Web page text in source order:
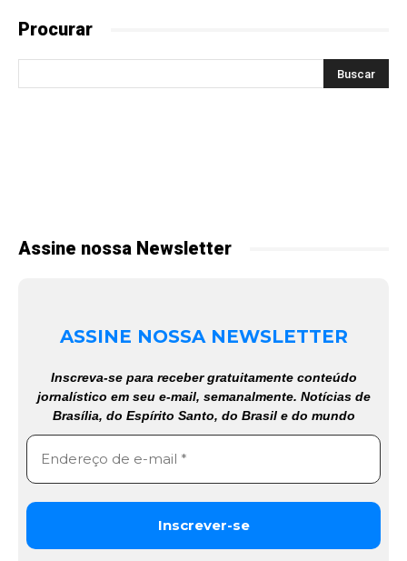
Procurar
Assine nossa Newsletter
ASSINE NOSSA NEWSLETTER
Inscreva-se para receber gratuitamente conteúdo
jornalístico em seu e-mail, semanalmente. Notícias de
Brasília, do Espírito Santo, do Brasil e do mundo